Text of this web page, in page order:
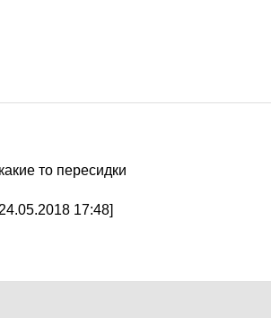
то пересидки
17:48]